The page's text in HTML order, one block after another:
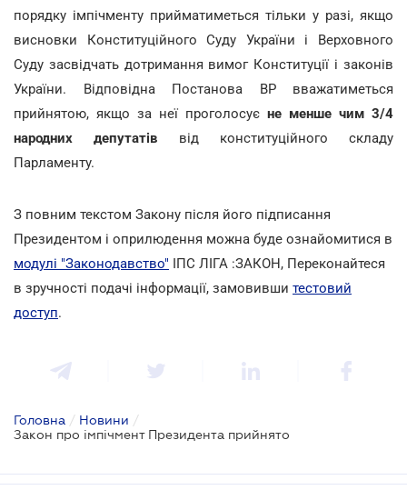
порядку імпічменту прийматиметься тільки у разі, якщо
висновки Конституційного Суду України і Верховного
Суду засвідчать дотримання вимог Конституції і законів
України. Відповідна Постанова ВР вважатиметься
прийнятою, якщо за неї проголосує не менше чим 3/4
народних депутатів від конституційного складу
Парламенту.
З повним текстом Закону після його підписання
Президентом і оприлюдення можна буде ознайомитися в
модулі "Законодавство" ІПС ЛІГА :ЗАКОН, Переконайтеся
в зручності подачі інформації, замовивши тестовий
доступ.
Головна / Новини /
Закон про імпічмент Президента прийнято